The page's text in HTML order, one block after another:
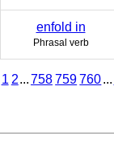
enfold in
Phrasal verb
1 2...758759760...